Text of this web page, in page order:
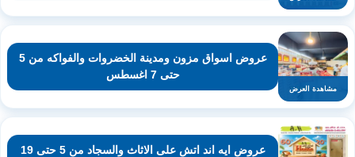
مشاهدة العرض
عروض اسواق مزون ومدينة الخضروات والفواكه من 5
حتى 7 اغسطس
عروض ايه اند اتش على الاثاث والسجاد من 5 حتى 19